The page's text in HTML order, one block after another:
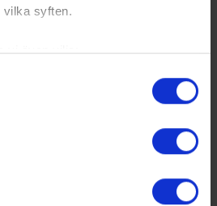
vilka syften.
vi även vilja:
på upp till flera meter
dina personliga uppgifter
ditt samtycke när som